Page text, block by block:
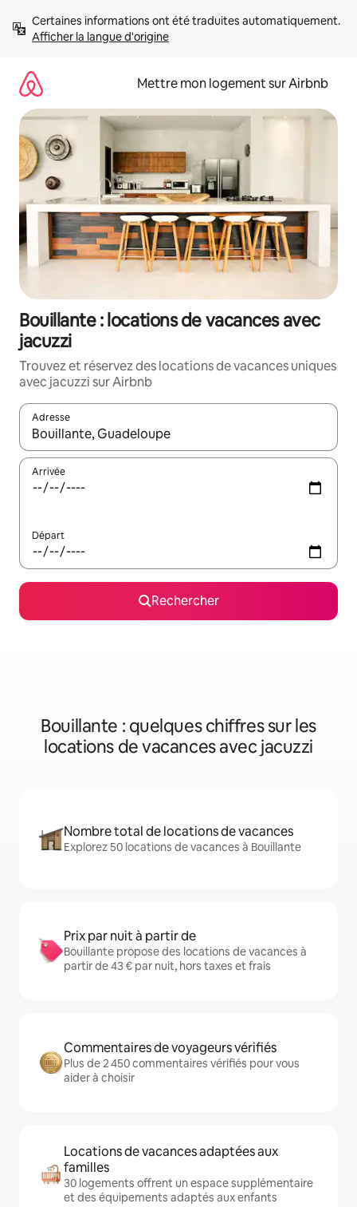
directement
Afficher la langue d'origine
Mettre mon logement sur Airbnb
Bouillante : locations de vacances avec
jacuzzi
Trouvez et réservez des locations de vacances uniques
avec jacuzzi sur Airbnb
Adresse
Lorsque les résultats s'affichent, utilisez les flèches vers le
Arrivée
Départ
Rechercher
Bouillante : quelques chiffres sur les
locations de vacances avec jacuzzi
Nombre total de locations de vacances
Explorez 50 locations de vacances à Bouillante
Prix par nuit à partir de
Bouillante propose des locations de vacances à
partir de 43 € par nuit, hors taxes et frais
Commentaires de voyageurs vérifiés
Plus de 2 450 commentaires vérifiés pour vous
aider à choisir
Locations de vacances adaptées aux
familles
30 logements offrent un espace supplémentaire
et des équipements adaptés aux enfants